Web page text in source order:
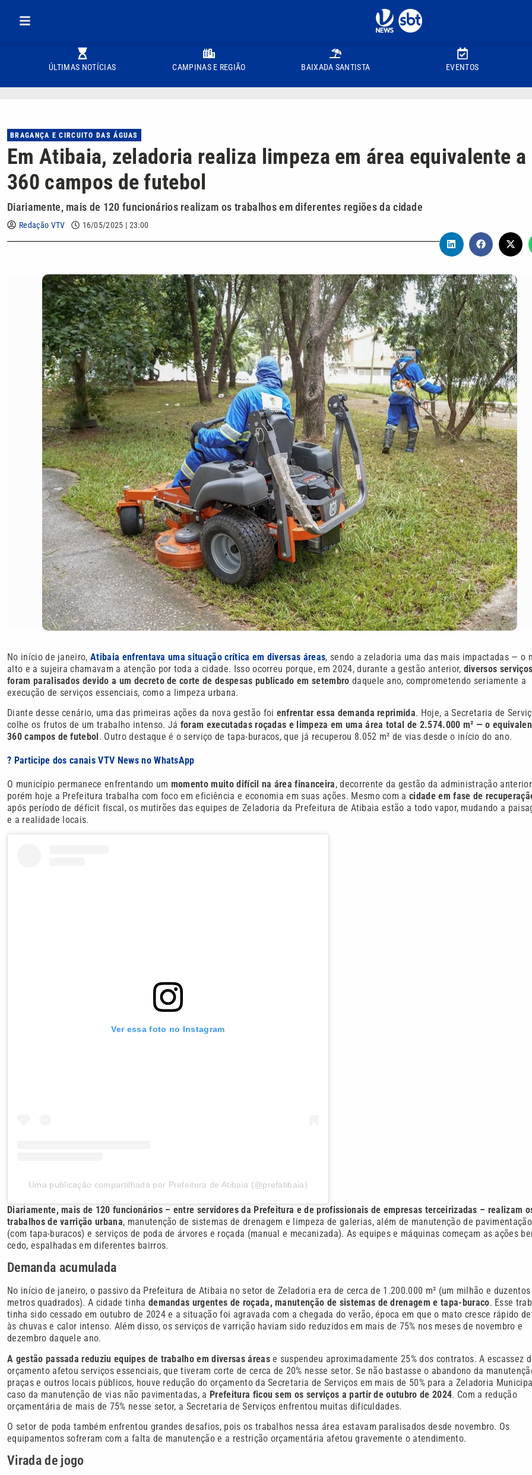
ÚLTIMAS NOTÍCIAS CAMPINAS E REGIÃO BAIXADA SANTISTA EVENTOS
BRAGANÇA E CIRCUITO DAS ÁGUAS
Em Atibaia, zeladoria realiza limpeza em área equivalente a
360 campos de futebol
Diariamente, mais de 120 funcionários realizam os trabalhos em diferentes regiões da cidade
Redação VTV 16/05/2025 | 23:00
No início de janeiro,Atibaia enfrentava uma situação crítica em diversas áreas, sendo a zeladoria uma das mais impactadas — o
alto e a sujeira chamavam a atenção por toda a cidade. Isso ocorreu porque, em 2024, durante a gestão anterior, diversos
foram paralisados devido a um decreto de corte de despesas publicado em setembro daquele ano, comprometendo seriamente a
execução de serviços essenciais, como a limpeza urbana.
Diante desse cenário, uma das primeiras ações da nova gestão foi enfrentar essa demanda reprimida. Hoje, a Secretaria de
colhe os frutos de um trabalho intenso. Já foram executadas roçadas e limpeza em uma área total de 2.574.000 m² — o
360 campos de futebol. Outro destaque é o serviço de tapa-buracos, que já recuperou 8.052 m² de vias desde o início do ano.
? Participe dos canais VTV News no WhatsApp
O município permanece enfrentando um momento muito difícil na área financeira, decorrente da gestão da administração
porém hoje a Prefeitura trabalha com foco em eficiência e economia em suas ações. Mesmo com acidade em fase de
após período de déficit fiscal, os mutirões das equipes de Zeladoria da Prefeitura de Atibaia estão a todo vapor, mudando a
e a realidade locais.
Ver essa foto no Instagram
Uma publicação compartilhada por Prefeitura de Atibaia (@prefatibaia)
Diariamente, mais de 120 funcionários – entre servidores da Prefeitura e de profissionais de empresas terceirizadas – realizam
trabalhos de varrição urbana, manutenção de sistemas de drenagem e limpeza de galerias, além de manutenção de pavimentação
(com tapa-buracos) e serviços de poda de árvores e roçada (manual e mecanizada). As equipes e máquinas começam as ações
cedo, espalhadas em diferentes bairros.
Demanda acumulada
No início de janeiro, o passivo da Prefeitura de Atibaia no setor de Zeladoria era de cerca de 1.200.000 m² (um milhão e
metros quadrados). A cidade tinha demandas urgentes de roçada, manutenção de sistemas de drenagem e tapa-buraco. Esse
tinha sido cessado em outubro de 2024 e a situação foi agravada com a chegada do verão, época em que o mato cresce rápido
às chuvas e calor intenso. Além disso, os serviços de varrição haviam sido reduzidos em mais de 75% nos meses de novembro e
dezembro daquele ano.
A gestão passada reduziu equipes de trabalho em diversas árease suspendeu aproximadamente 25% dos contratos. A escassez
orçamento afetou serviços essenciais, que tiveram corte de cerca de 20% nesse setor. Se não bastasse o abandono da
praças e outros locais públicos, houve redução do orçamento da Secretaria de Serviços em mais de 50% para a Zeladoria
caso da manutenção de vias não pavimentadas, a Prefeitura ficou sem os serviços a partir de outubro de 2024. Com a redução
orçamentária de mais de 75% nesse setor, a Secretaria de Serviços enfrentou muitas dificuldades.
O setor de poda também enfrentou grandes desafios, pois os trabalhos nessa área estavam paralisados desde novembro. Os
equipamentos sofreram com a falta de manutenção e a restrição orçamentária afetou gravemente o atendimento.
Virada de jogo